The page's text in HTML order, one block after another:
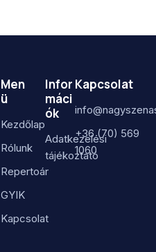
Men
ü
Kezdőlap
Rólunk
Repertoár
GYIK
Kapcsolat
Infor
máci
ók
Adatkezelési
tájékoztató
Kapcsolat
+36 (70) 569
1060